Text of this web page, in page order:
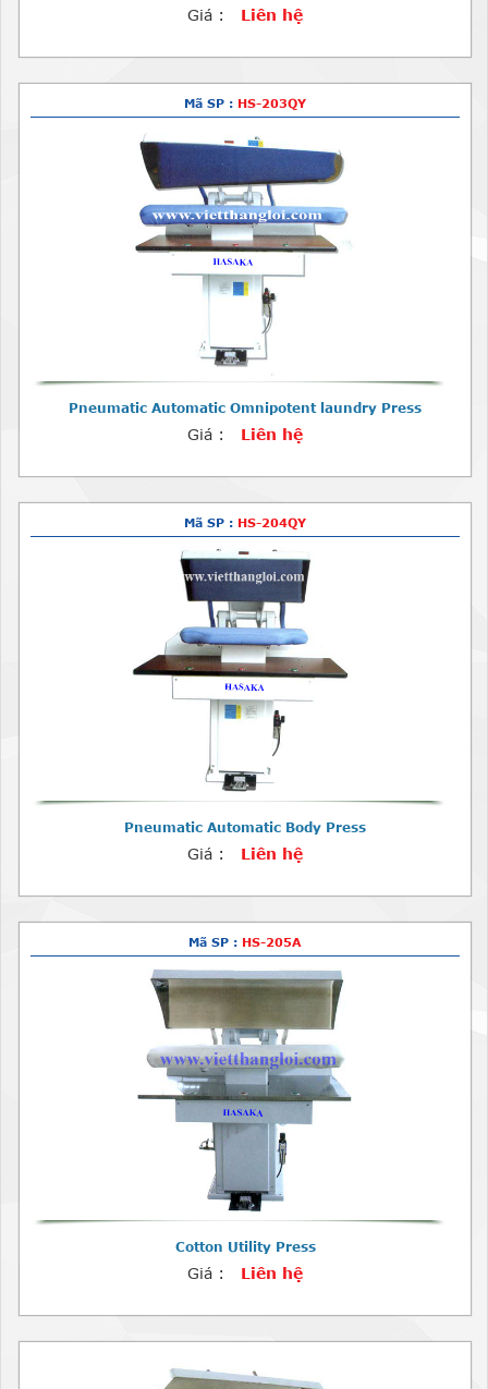
Giá : Liên hệ
Mã SP : HS-203QY
Pneumatic Automatic Omnipotent laundry Press
Giá : Liên hệ
Mã SP : HS-204QY
Pneumatic Automatic Body Press
Giá : Liên hệ
Mã SP : HS-205A
Cotton Utility Press
Giá : Liên hệ